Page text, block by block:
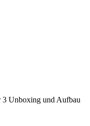
3 Unboxing und Aufbau